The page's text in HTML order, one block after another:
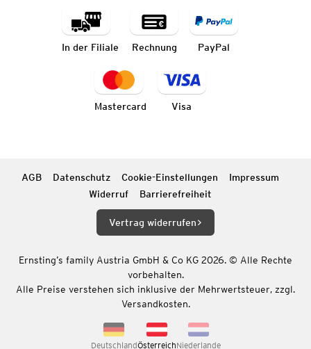
In der Filiale Rechnung PayPal
Mastercard Visa
AGB Datenschutz Cookie-Einstellungen
Impressum
Widerruf
Barrierefreiheit
Vertrag widerrufen
Ernsting’s family Austria GmbH & Co KG 2026. © Alle Rechte
vorbehalten.
Alle Preise verstehen sich inklusive der Mehrwertsteuer, zzgl.
Versandkosten.
DeutschlandÖsterreichNiederlande